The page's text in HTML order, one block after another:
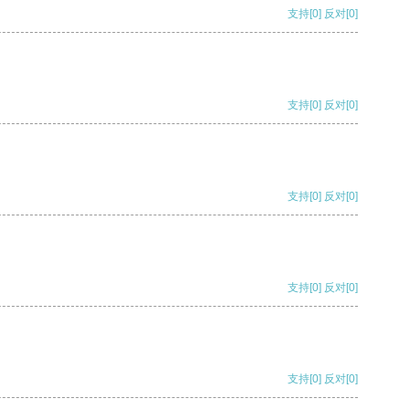
支持[0] 反对[0]
支持[0] 反对[0]
支持[0] 反对[0]
支持[0] 反对[0]
支持[0] 反对[0]